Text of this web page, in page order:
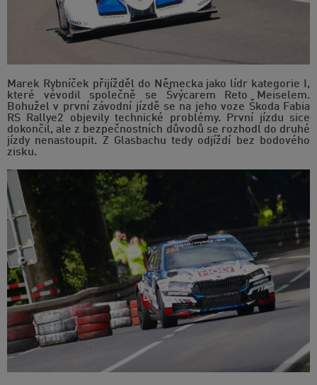
Marek Rybníček přijížděl do Německa jako lídr kategorie I,
které vévodil společně se Švýcarem Reto Meiselem.
Bohužel v první závodní jízdě se na jeho voze Škoda Fabia
RS Rallye2 objevily technické problémy. První jízdu sice
dokončil, ale z bezpečnostních důvodů se rozhodl do druhé
jízdy nenastoupit. Z Glasbachu tedy odjíždí bez bodového
zisku.